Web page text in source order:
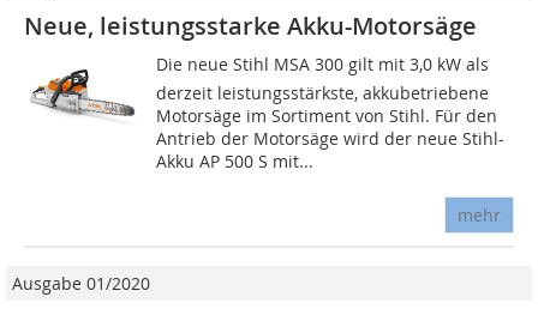
Neue, leistungsstarke Akku-Motorsäge
Die neue Stihl MSA 300 gilt mit 3,0 kW als
derzeit leistungsstärkste, akkubetriebene
Motorsäge im Sortiment von Stihl. Für den
Antrieb der Motorsäge wird der neue Stihl-
Akku AP 500 S mit...
mehr
Ausgabe 01/2020